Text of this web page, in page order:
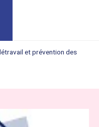
et prévention des